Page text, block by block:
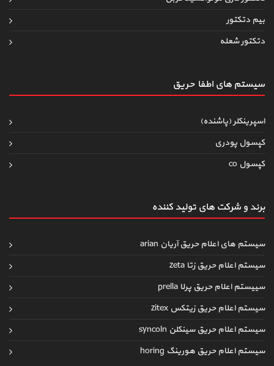
بیم دتکتور
دتکتور شعله
سیستم های اطفاءحریق
اسپرینکلر (پاشنده)
کپسول پودری
کپسول co
برند و شرکت های تولید کننده
سیستم های اعلام حریق آریان arian
سیستم اعلام حریق زتا zeta
سییستم اعلام حریق پرلا prella
سیستم اعلام حریق زیتکس zitex
سیستم اعلام حریق سینکلن syncoln
سیستم اعلام حریق هورینگ horing